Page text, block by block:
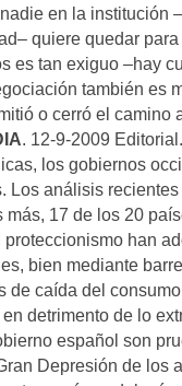
en la institución
quiere quedar
es tan exiguo –hay
también es
o cerró el
. 12-9-2009
los gobiernos
análisis
17 de los 20
han
bien mediante
de caída del
detrimento de lo
español son
Depresión de los